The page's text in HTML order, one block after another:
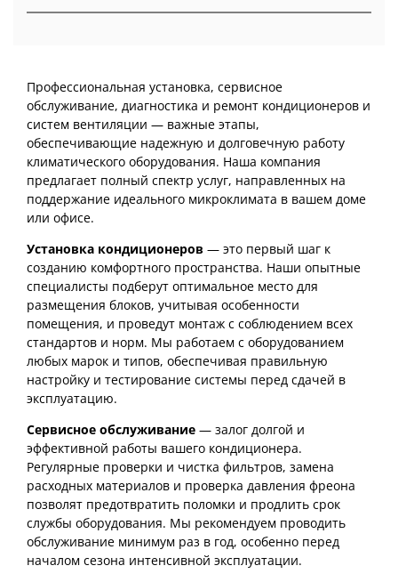
Профессиональная установка, сервисное
обслуживание, диагностика и ремонт кондиционеров и
систем вентиляции — важные этапы,
обеспечивающие надежную и долговечную работу
климатического оборудования. Наша компания
предлагает полный спектр услуг, направленных на
поддержание идеального микроклимата в вашем доме
или офисе.
Установка кондиционеров — это первый шаг к
созданию комфортного пространства. Наши опытные
специалисты подберут оптимальное место для
размещения блоков, учитывая особенности
помещения, и проведут монтаж с соблюдением всех
стандартов и норм. Мы работаем с оборудованием
любых марок и типов, обеспечивая правильную
настройку и тестирование системы перед сдачей в
эксплуатацию.
Сервисное обслуживание — залог долгой и
эффективной работы вашего кондиционера.
Регулярные проверки и чистка фильтров, замена
расходных материалов и проверка давления фреона
позволят предотвратить поломки и продлить срок
службы оборудования. Мы рекомендуем проводить
обслуживание минимум раз в год, особенно перед
началом сезона интенсивной эксплуатации.